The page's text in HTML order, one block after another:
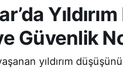
Güvenlik
yıldırım